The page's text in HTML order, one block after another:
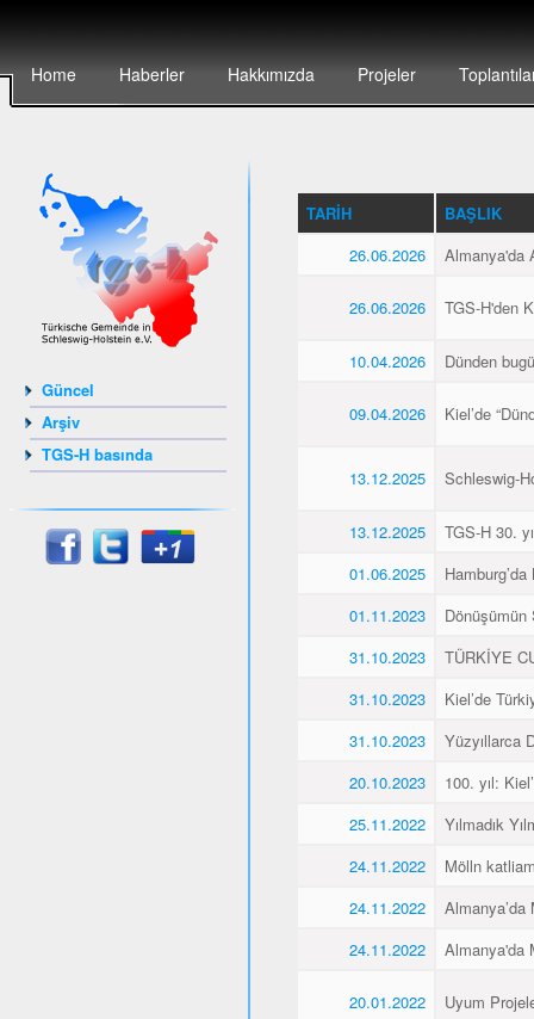
Home Haberler Hakkımızda Projeler
Güncel
Arşiv
TGS-H basında
TARIH
BAŞLIK
26.06.2026
Almanya'da
26.06.2026 TGS-H'den
10.04.2026 Dünden
09.04.2026 Kiel’de
13.12.2025 Schleswig-
13.12.2025
TGS-H 30.
01.06.2025
01.11.2023
Dönüşümün
31.10.2023
TÜRKİYE
31.10.2023
Kiel’de
31.10.2023
Yüzyıllarca
20.10.2023
100. yıl:
25.11.2022
Yılmadık
24.11.2022
Mölln
24.11.2022
Almanya’da
24.11.2022
Almanya'da
20.01.2022 Uyum